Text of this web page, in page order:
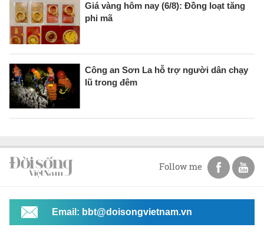
Giá vàng hôm nay (6/8): Đồng loạt tăng
phi mã
Công an Sơn La hỗ trợ người dân chạy
lũ trong đêm
Follow me
Email: bbt@doisongvietnam.vn